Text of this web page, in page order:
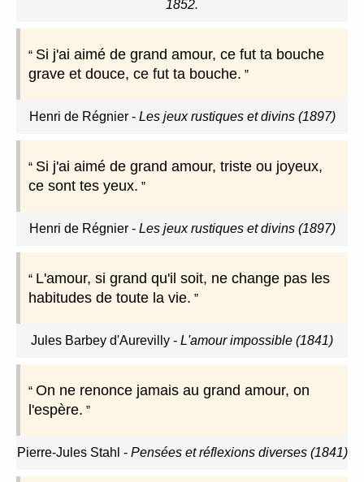
1852.
Si j'ai aimé de grand amour, ce fut ta bouche
grave et douce, ce fut ta bouche.
Henri de Régnier- Les jeux rustiques et divins (1897)
Si j'ai aimé de grand amour, triste ou joyeux,
ce sont tes yeux.
Henri de Régnier- Les jeux rustiques et divins (1897)
L'amour, si grand qu'il soit, ne change pas les
habitudes de toute la vie.
Jules Barbey d'Aurevilly - L'amour impossible (1841)
On ne renonce jamais au grand amour, on
l'espère.
Pierre-Jules Stahl - Pensées et réflexions diverses (1841)